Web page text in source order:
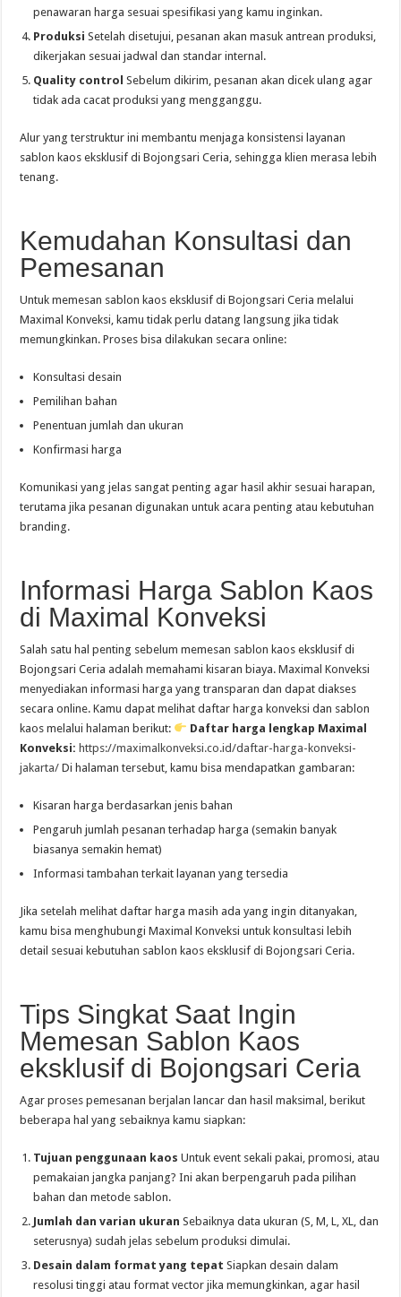
penawaran harga sesuai spesifikasi yang kamu inginkan.
Produksi Setelah disetujui, pesanan akan masuk antrean produksi,
dikerjakan sesuai jadwal dan standar internal.
Quality control Sebelum dikirim, pesanan akan dicek ulang agar
tidak ada cacat produksi yang mengganggu.
Alur yang terstruktur ini membantu menjaga konsistensi layanan
sablon kaos eksklusif di Bojongsari Ceria, sehingga klien merasa lebih
tenang.
Kemudahan Konsultasi dan
Pemesanan
Untuk memesan sablon kaos eksklusif di Bojongsari Ceria melalui
Maximal Konveksi, kamu tidak perlu datang langsung jika tidak
memungkinkan. Proses bisa dilakukan secara online:
Konsultasi desain
Pemilihan bahan
Penentuan jumlah dan ukuran
Konfirmasi harga
Komunikasi yang jelas sangat penting agar hasil akhir sesuai harapan,
terutama jika pesanan digunakan untuk acara penting atau kebutuhan
branding.
Informasi Harga Sablon Kaos
di Maximal Konveksi
Salah satu hal penting sebelum memesan sablon kaos eksklusif di
Bojongsari Ceria adalah memahami kisaran biaya. Maximal Konveksi
menyediakan informasi harga yang transparan dan dapat diakses
secara online. Kamu dapat melihat daftar harga konveksi dan sablon
kaos melalui halaman berikut:
Daftar harga lengkap Maximal
Konveksi: https://maximalkonveksi.co.id/daftar-harga-konveksi-
jakarta/ Di halaman tersebut, kamu bisa mendapatkan gambaran:
Kisaran harga berdasarkan jenis bahan
Pengaruh jumlah pesanan terhadap harga (semakin banyak
biasanya semakin hemat)
Informasi tambahan terkait layanan yang tersedia
Jika setelah melihat daftar harga masih ada yang ingin ditanyakan,
kamu bisa menghubungi Maximal Konveksi untuk konsultasi lebih
detail sesuai kebutuhan sablon kaos eksklusif di Bojongsari Ceria.
Tips Singkat Saat Ingin
Memesan Sablon Kaos
eksklusif di Bojongsari Ceria
Agar proses pemesanan berjalan lancar dan hasil maksimal, berikut
beberapa hal yang sebaiknya kamu siapkan:
Tujuan penggunaan kaos Untuk event sekali pakai, promosi, atau
pemakaian jangka panjang? Ini akan berpengaruh pada pilihan
bahan dan metode sablon.
Jumlah dan varian ukuran Sebaiknya data ukuran (S, M, L, XL, dan
seterusnya) sudah jelas sebelum produksi dimulai.
Desain dalam format yang tepat Siapkan desain dalam
resolusi tinggi atau format vector jika memungkinkan, agar hasil